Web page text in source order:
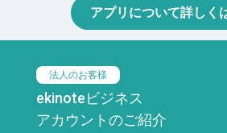
アプリについて詳しく
法人のお客様
ekinoteビジネス
アカウントのご紹介